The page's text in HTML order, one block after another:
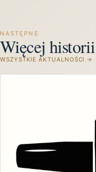
NASTĘPNE
Więcej historii
WSZYSTKIE AKTUALNOŚCI →